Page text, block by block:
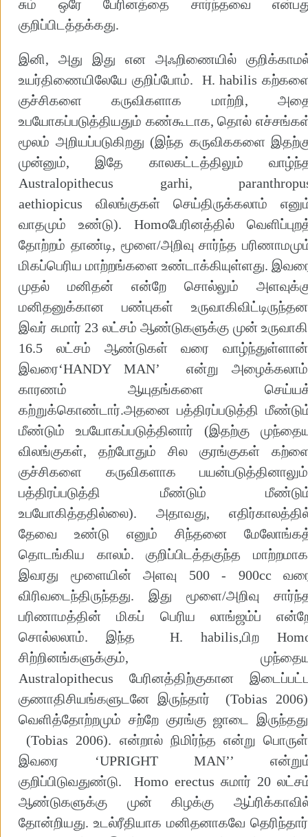
சும் ஒரே பேரினத்தை சார்ந்தவை
குறிப்பிடத்தக்கது.
இனி, அது இது என அஃறிணையில்
உயர்திணையிலேயே குறிப்போம். H. habilis
குச்சிகளை கருவிகளாக மாற்றி,
உபயோகப்படுத்தியதும் கண்கூடாக, தொல்
மூலம் அறியப்படுகிறது (இந்த கருவிககளை
முன்னும், இதே காலகட்டத்திலும்
Australopithecus garhi,
aethiopicus விலங்குகள் செய்திருக்கலாம்
வாதமும் உண்டு). Homoபேரினத்தில்
தோற்றம் தாண்டி, மூளை/அறிவு சார்ந்த
மிகப்பெரிய மாற்றங்களை உண்டாக்கியுள்ளது.
முதல் மனிதன் என்றே சொல்லும்
மனிதனுக்கான பண்புகள்
இவர் சுமார் 23 லட்சம் ஆண்டுகளுக்கு முன்
16.5 லட்சம் ஆண்டுகள் வரை
இவரை‘HANDY MAN’ என்று
காரணம் ஆயுதங்களை
கற்றுக்கொண்டார்.அதனை பத்திரப்படுத்தி
மீண்டும் உபயோகப்படுத்தினார் (இதற்கு
விலங்குகள், தற்போதும் சில குரங்குகள்
குச்சிகளை கருவிகளாக
பத்திரப்படுத்தி மீண்டும்
உபயோகித்ததில்லை). அதாவது,
தேவை உண்டு எனும் சிந்தனை
தொடங்கிய காலம். குறிப்பிடத்தகுந்த
இவரது மூளையின் அளவு 500 - 900cc
விரிவடைந்திருந்தது. இது மூளை/அறிவு
பரிணாமத்தின் மிகப் பெரிய லாங்ஜம்ப்
சொல்லலாம். இந்த H. habilis,பிற
சிற்றினங்களுக்கும்,
Australopithecus பேரினத்திற்குகான
குணாதிசியங்களுடனே இருந்தார் (Tobias
வெளித்தோற்றமும் சற்றே குரங்கு ஜாடை
(Tobias 2006). என்றால் நிமிர்ந்த என்று
இவரை ‘UPRIGHT MAN’’
குறிப்பிடுவதுண்டு. Homo erectus சுமார் 20
ஆண்டுகளுக்கு முன் கிழக்கு
தோன்றியது. உடல்ரீதியாக மனிதனாகவே